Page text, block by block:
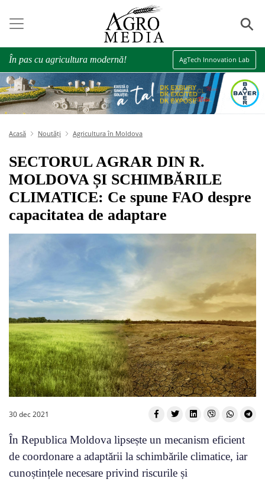
⚲
În pas cu agricultura modernă! AgTech Innovation Lab
Acasă Noutăți Agricultura în Moldova
SECTORUL AGRAR DIN R.
MOLDOVA ȘI SCHIMBĂRILE
CLIMATICE: Ce spune FAO despre
capacitatea de adaptare
30 dec 2021
În Republica Moldova lipsește un mecanism eficient
de coordonare a adaptării la schimbările climatice, iar
cunoștințele necesare privind riscurile și